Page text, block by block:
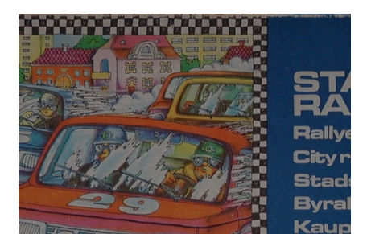
Auto, Zeppelin und Co Sonstige Themen
Verkehrsspiele Wirtschaftsspiele Wilder Westen